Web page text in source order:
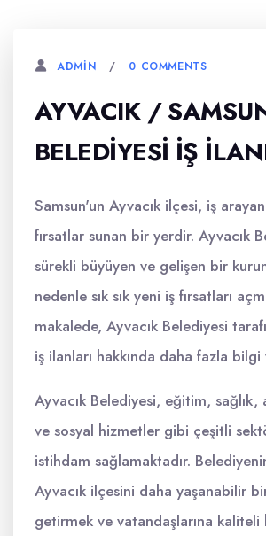
ADMIN 0 COMMENTS
AYVACIK /
BELEDIYESI İŞ
Samsun'un Ayvacık ilçesi, iş
fırsatlar sunan bir yerdir. Ayvacık
sürekli büyüyen ve gelişen bir
nedenle sık sık yeni iş fırsatları
makalede, Ayvacık Belediyesi
iş ilanları hakkında daha fazla
Ayvacık Belediyesi, eğitim, sağlık,
ve sosyal hizmetler gibi çeşitli
istihdam sağlamaktadır.
Ayvacık ilçesini daha yaşanabilir
getirmek ve vatandaşlarına kaliteli